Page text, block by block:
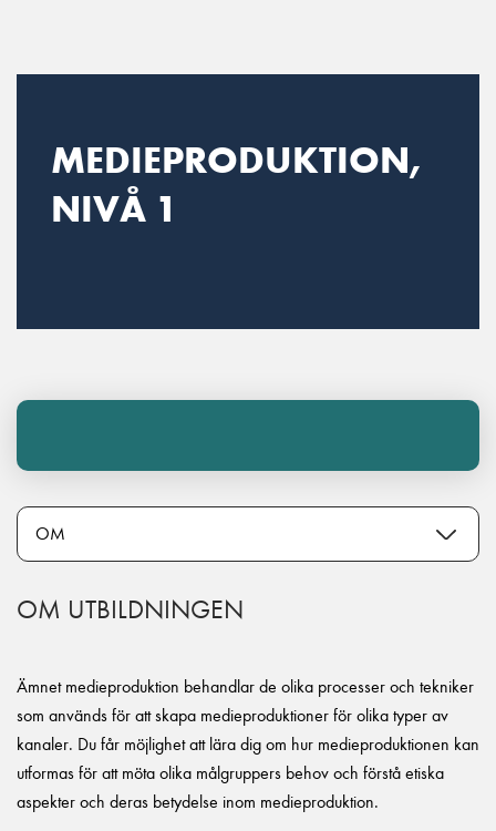
MEDIEPRODUKTION,
NIVÅ 1
OM UTBILDNINGEN
Ämnet medieproduktion behandlar de olika processer och tekniker
som används för att skapa medieproduktioner för olika typer av
kanaler. Du får möjlighet att lära dig om hur medieproduktionen kan
utformas för att möta olika målgruppers behov och förstå etiska
aspekter och deras betydelse inom medieproduktion.